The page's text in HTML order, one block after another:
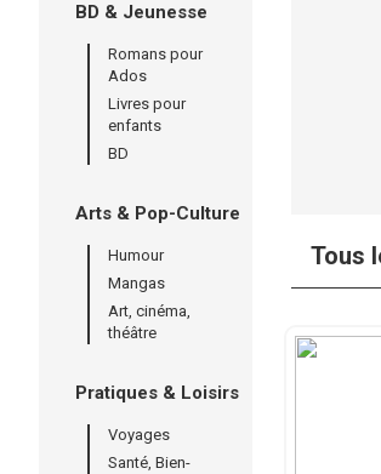
BD & Jeunesse
Romans pour
Ados
Livres pour
enfants
BD
Arts & Pop-Culture
Humour
Mangas
Art, cinéma,
théâtre
Pratiques & Loisirs
Voyages
Santé, Bien-
Tous